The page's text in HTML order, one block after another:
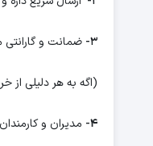
3- ضمانت و گارانتی مرجوعی داره
(اگه به هر دلیلی از
4- مدیران و